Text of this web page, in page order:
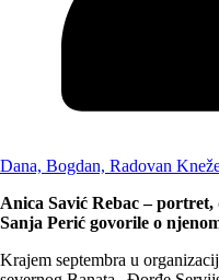
Dana, Bogdan, Radovan
Anica Savić Rebac –
Sanja Perić govorile o
Krajem septembra u